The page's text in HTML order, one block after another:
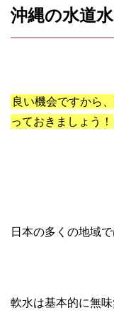
沖縄の水道
良い機会ですから
っておきましょう！
日本の多くの地域
軟水は基本的に無